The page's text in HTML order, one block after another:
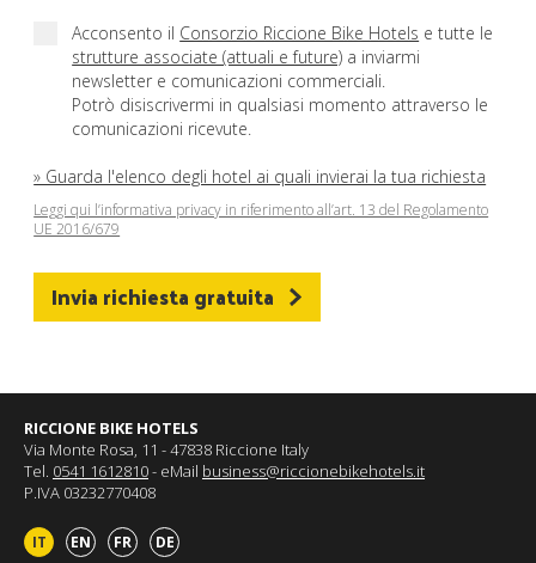
Acconsento il Consorzio Riccione Bike Hotels e tutte le
strutture associate (attuali e future) a inviarmi
newsletter e comunicazioni commerciali.
Potrò disiscrivermi in qualsiasi momento attraverso le
comunicazioni ricevute.
» Guarda l'elenco degli hotel ai quali invierai la tua richiesta
Leggi qui l’informativa privacy in riferimento all’art. 13 del Regolamento
UE 2016/679
Invia richiesta gratuita
RICCIONE BIKE HOTELS
Via Monte Rosa, 11 - 47838 Riccione Italy
Tel. 0541 1612810- eMail business@riccionebikehotels.it
P.IVA 03232770408
IT EN FR DE